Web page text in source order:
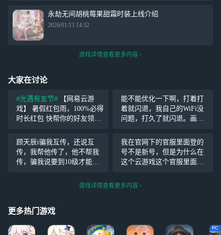
永劫无间胡桃莓果甜霜时装上线介绍
2026/01/13 14:32
游戏详情查看更多内容
大家在讨论
#光遇有友节# 【网易云游
戏】 暑假红包雨，100%必得
时长红包 快帮你的好友领取
吧！ https://cloudgame.webap
p.163.com/fission/?i
能不能优化一下啊，打着打
着就闪退，我自己的WiFi没
问题，打久了就闪退。画质
了
顾天辰i骗我互传，还说互
传，我帮他传了，他不帮我
传，骗我说要到10级才能
了，后来又改名陈猖生，改
到都恶心，想把我的帐号注
我在官网下的官服里面登的
号不是新号，但是为什么在
这个云游戏这个官服里面，
啊？
游戏详情查看更多内容
更多热门游戏